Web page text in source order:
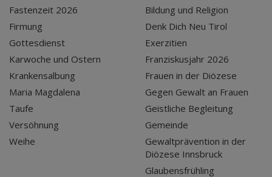
Fastenzeit 2026
Firmung
Gottesdienst
Karwoche und Ostern
Krankensalbung
Maria Magdalena
Taufe
Versöhnung
Weihe
Bildung und Religion
Denk Dich Neu Tirol
Exerzitien
Franziskusjahr 2026
Frauen in der Diözese
Gegen Gewalt an Frauen
Geistliche Begleitung
Gemeinde
Gewaltprävention in der
Diözese Innsbruck
Glaubensfrühling